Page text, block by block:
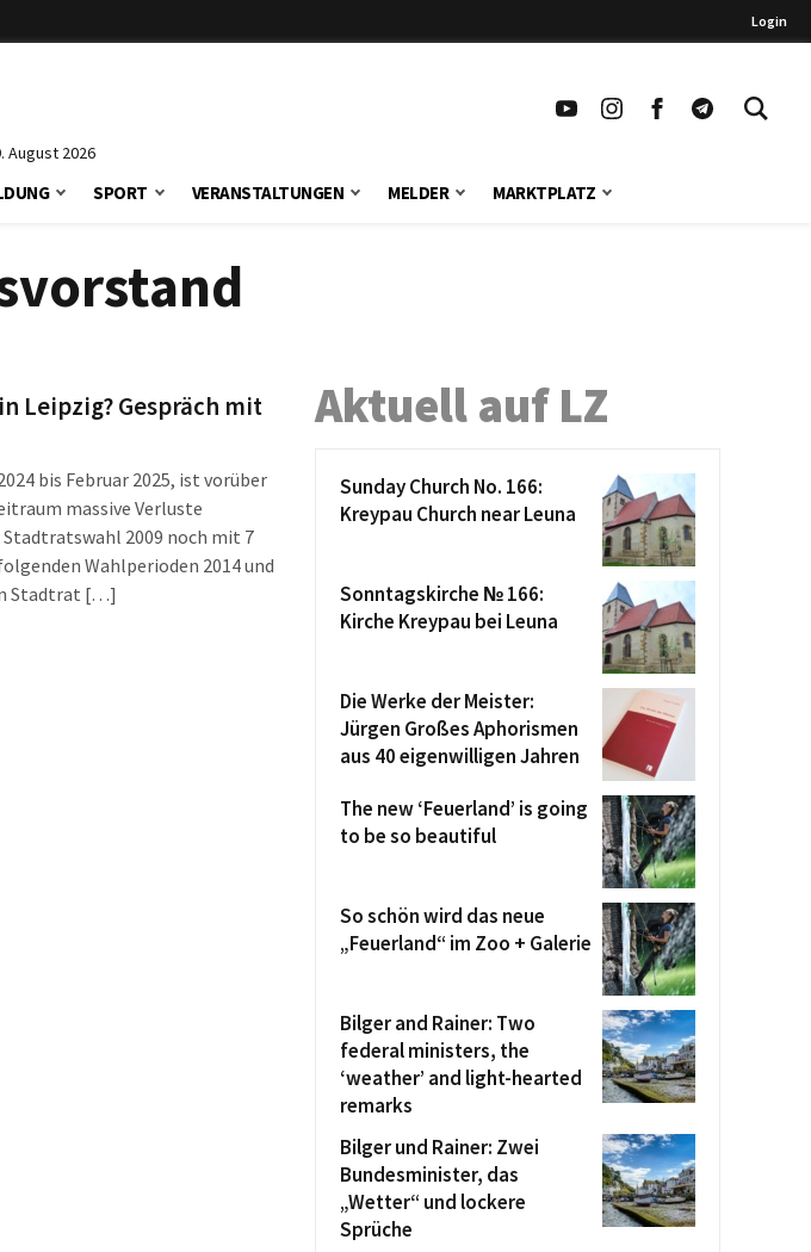
Login
August 2026
SPORT VERANSTALTUNGEN MELDER MARKTPLATZ
Leipzig? Gespräch mit
bis Februar 2025, ist vorüber
massive Verluste
2009 noch mit 7
Wahlperioden 2014 und
Stadtrat […]
Aktuell auf LZ
Sunday Church No. 166:
Kreypau Church near Leuna
Sonntagskirche № 166:
Kirche Kreypau bei Leuna
Die Werke der Meister:
Jürgen Großes Aphorismen
aus 40 eigenwilligen Jahren
The new ‘Feuerland’ is going
to be so beautiful
So schön wird das neue
„Feuerland“ im Zoo + Galerie
Bilger and Rainer: Two
federal ministers, the
‘weather’ and light-hearted
remarks
Bilger und Rainer: Zwei
Bundesminister, das
„Wetter“ und lockere
Sprüche